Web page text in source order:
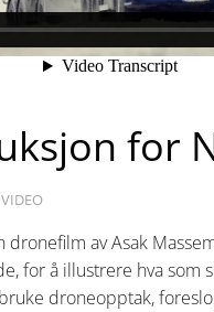
for
VIDEO
dronefilm av Asak
for å illustrere hva som
droneopptak,